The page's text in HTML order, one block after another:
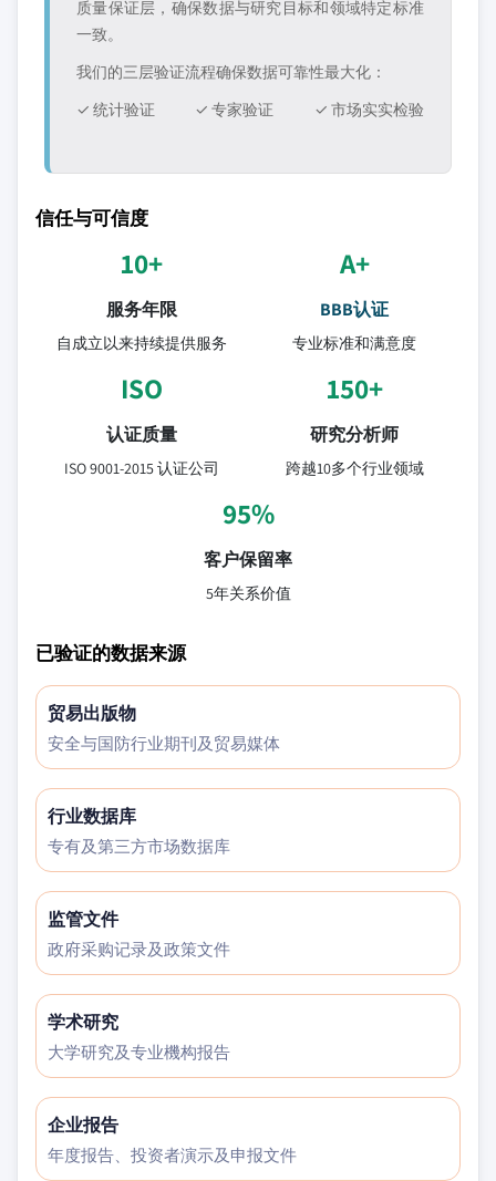
质量保证层，确保数据与研究目标和领域特定标准
一致。
我们的三层验证流程确保数据可靠性最大化：
✓ 统计验证
✓ 专家验证 ✓ 市场实实检验
信任与可信度
10+
服务年限
自成立以来持续提供服务
A+
BBB认证
专业标准和满意度
ISO
认证质量
ISO 9001-2015 认证公司
150+
研究分析师
跨越10多个行业领域
95%
客户保留率
5年关系价值
已验证的数据来源
贸易出版物
安全与国防行业期刊及贸易媒体
行业数据库
专有及第三方市场数据库
监管文件
政府采购记录及政策文件
学术研究
大学研究及专业機构报告
企业报告
年度报告、投资者演示及申报文件